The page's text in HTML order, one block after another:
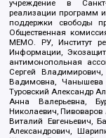
учреждение в
реализации программ
поддержки свободы
Общественная
МЕМО. РУ, Институт
Информации,
антимонопольная
Сергей
Вадимовна, Чанышева
Туровский Александр
Анна Валерьевна,
Николаевич, Пивоваров
Виталий Евгеньевич,
Александрович,